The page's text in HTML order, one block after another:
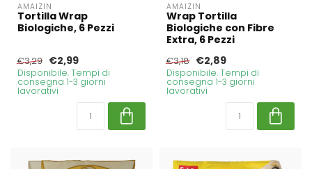
AMAIZIN
Tortilla Wrap
Biologiche, 6 Pezzi
€3,29 €2,99
Disponibile. Tempi di
consegna 1-3 giorni
lavorativi
AMAIZIN
Wrap Tortilla
Biologiche con Fibre
Extra, 6 Pezzi
€3,18 €2,89
Disponibile. Tempi di
consegna 1-3 giorni
lavorativi